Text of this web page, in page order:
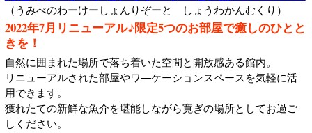
（うみべのわーけーしょんりぞーと しょうわかんむくり）
2022年7月リニューアル♪限定5つのお部屋で癒しのひとと
きを！
自然に囲まれた場所で落ち着いた空間と開放感ある館内。
リニューアルされた部屋やワ―ケーションスペースを気軽に活
用できます。
獲れたての新鮮な魚介を堪能しながら寛ぎの場所としてお過ご
しください。